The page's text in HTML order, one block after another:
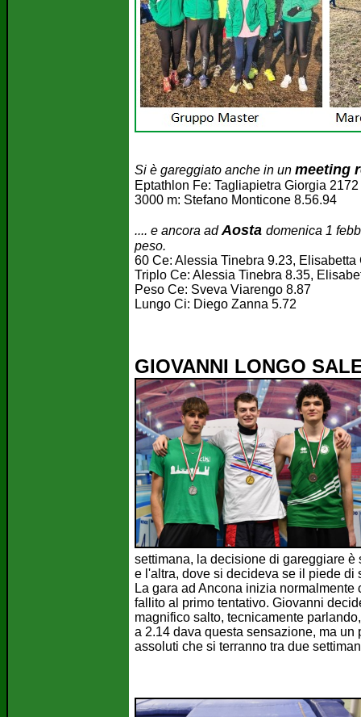
Si è gareggiato anche in un meeting
Eptathlon Fe: Tagliapietra Giorgia
3000 m: Stefano Monticone 8.56.94
.... e ancora adAosta domenica 1
peso.
60 Ce: Alessia Tinebra 9.23, Elisabetta
Triplo Ce: Alessia Tinebra 8.35,
Peso Ce: Sveva Viarengo 8.87
Lungo Ci: Diego Zanna 5.72
GIOVANNI LONGO
settimana, la decisione di gareggiare
e l'altra, dove si decideva se il piede di
La gara ad Ancona inizia
fallito al primo tentativo. Giovanni
magnifico salto, tecnicamente
a 2.14 dava questa sensazione, ma
assoluti che si terranno tra due